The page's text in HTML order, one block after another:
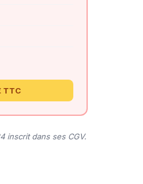
TTC
inscrit dans ses CGV.